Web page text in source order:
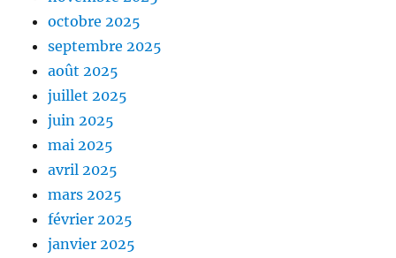
octobre 2025
septembre 2025
août 2025
juillet 2025
juin 2025
mai 2025
avril 2025
mars 2025
février 2025
janvier 2025